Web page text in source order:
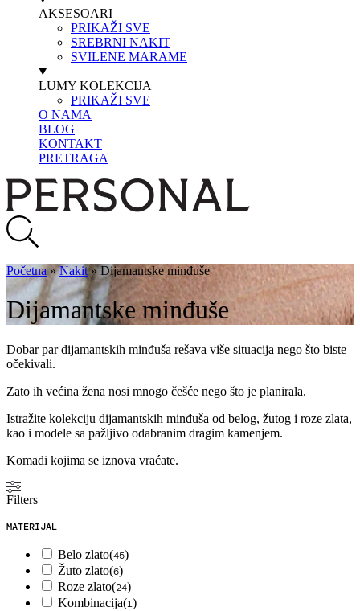
AKSESOARI
PRIKAŽI SVE
SREBRNI NAKIT
SVILENE MARAME
LUMY KOLEKCIJA
PRIKAŽI SVE
O NAMA
BLOG
KONTAKT
PRETRAGA
Početna»Nakit»Dijamantske minđuše
Dijamantske minđuše
Dobar par dijamantskih minđuša rešava više situacija nego što biste
očekivali.
Zato ih većina žena nosi mnogo češće nego što je planirala.
Istražite kolekciju dijamantskih minđuša od belog, žutog i roze zlata,
kao i modele sa pažljivo odabranim dragim kamenjem.
Komadi kojima se iznova vraćate.
Filters
MATERIJAL
Belo zlato(45)
Žuto zlato(6)
Roze zlato(24)
Kombinacija(1)